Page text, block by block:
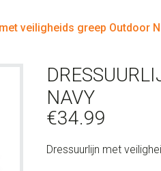
veiligheids greep Outdoor
NAVY
€34.99
Dressuurlijn met